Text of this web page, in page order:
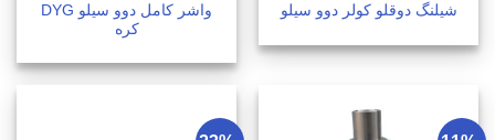
شیلنگ دوقلو کولر دوو سیلو
واشر کامل دوو سیلو DYG
کره